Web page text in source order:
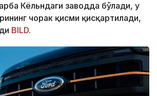
Кёльндаги заводда бўлади, у
чорак қисми қисқартилади,
BILD.